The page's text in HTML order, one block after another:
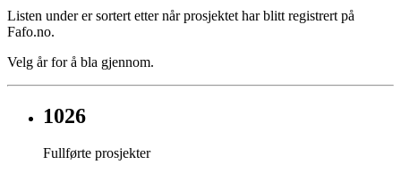
Listen under er sortert etter når prosjektet har blitt registrert på
Fafo.no.
Velg år for å bla gjennom.
1026
Fullførte prosjekter